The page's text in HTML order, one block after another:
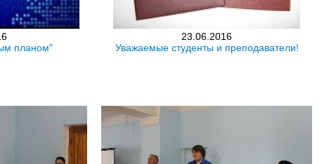
планом"
23.06.2016
Уважаемые студенты и преподаватели!